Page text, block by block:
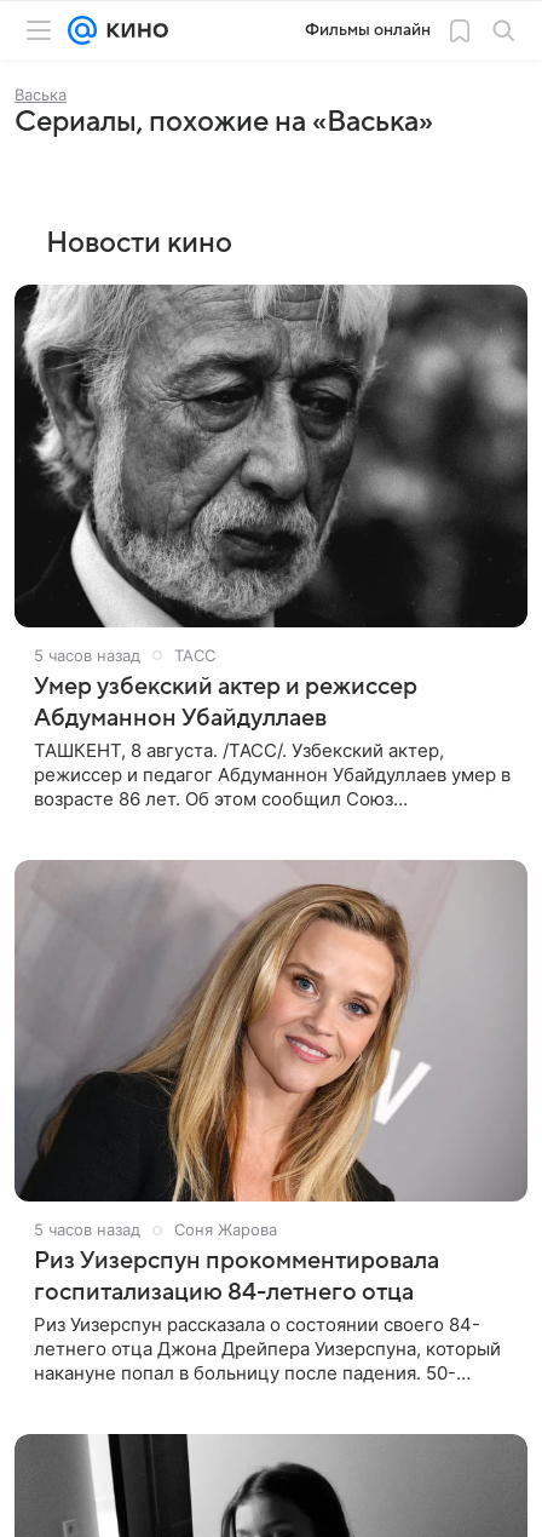
Фильмы онлайн
Васька
Сериалы, похожие на «Васька»
Новости кино
5 часов назад ТАСС
Умер узбекский актер и режиссер
Абдуманнон Убайдуллаев
ТАШКЕНТ, 8 августа. /ТАСС/. Узбекский актер,
режиссер и педагог Абдуманнон Убайдуллаев умер в
возрасте 86 лет. Об этом сообщил Союз
5 часов назад Соня Жарова
Риз Уизерспун прокомментировала
госпитализацию 84-летнего отца
Риз Уизерспун рассказала о состоянии своего 84-
летнего отца Джона Дрейпера Уизерспуна, который
накануне попал в больницу после падения. 50-